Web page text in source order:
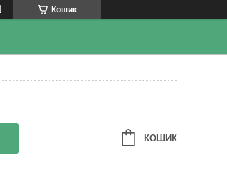
Кошик
КОШИК